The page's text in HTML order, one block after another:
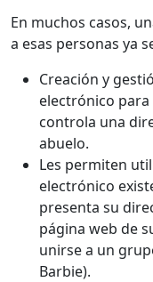
En muchos casos,
a esas personas ya
Creación y
electrónico
controla una
abuelo.
Les permiten
electrónico
presenta su
página web de
unirse a un
Barbie).